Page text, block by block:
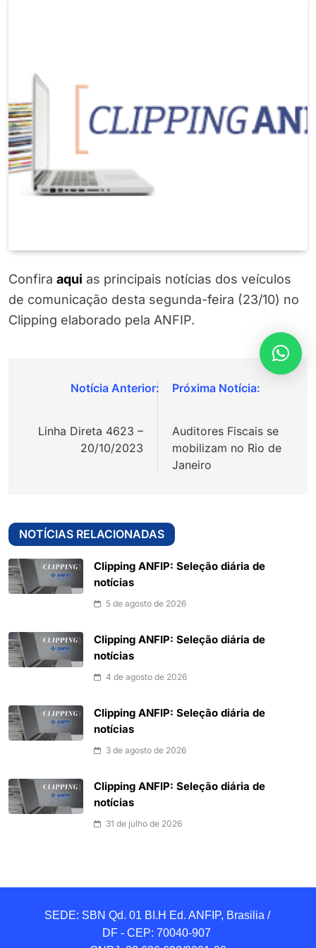
Confira aqui as principais notícias dos veículos
de comunicação desta segunda-feira (23/10) no
Clipping elaborado pela ANFIP.
Navegação
Post
Linha Direta 4623 –
20/10/2023
Auditores Fiscais se
mobilizam no Rio de
Janeiro
NOTÍCIAS RELACIONADAS
Clipping ANFIP: Seleção diária de
notícias
5 de agosto de 2026
Clipping ANFIP: Seleção diária de
notícias
4 de agosto de 2026
Clipping ANFIP: Seleção diária de
notícias
3 de agosto de 2026
Clipping ANFIP: Seleção diária de
notícias
31 de julho de 2026
SEDE: SBN Qd. 01 BI.H Ed. ANFIP, Brasilia /
DF - CEP: 70040-907